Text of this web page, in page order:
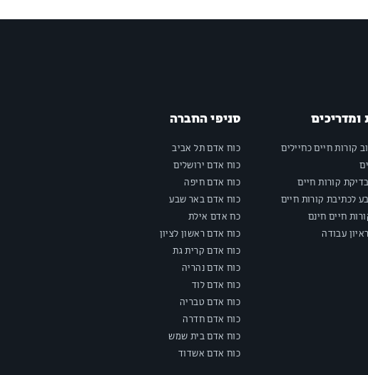
ומדריכים
קורות חיים כחיילים
קורות חיים
לכתיבת קורות חיים
חיים חינם
עבודה
סניפי החברה
כוח אדם תל אביב
כוח אדם ירושלים
כוח אדם חיפה
כוח אדם באר שבע
כח אדם אילת
כוח אדם ראשון לציון
כוח אדם קרית גת
כוח אדם נהריה
כוח אדם לוד
כוח אדם טבריה
כוח אדם חדרה
כוח אדם בית שמש
כוח אדם אשדוד